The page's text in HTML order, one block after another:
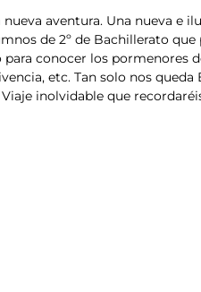
aventura. Una nueva e
de 2º de Bachillerato
conocer los pormenores
etc. Tan solo nos
inolvidable que